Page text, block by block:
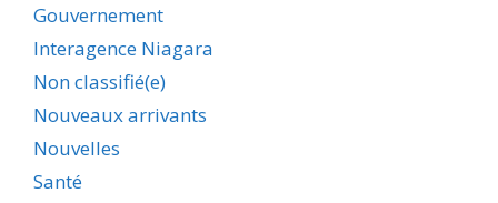
Gouvernement
Interagence Niagara
Non classifié(e)
Nouveaux arrivants
Nouvelles
Santé